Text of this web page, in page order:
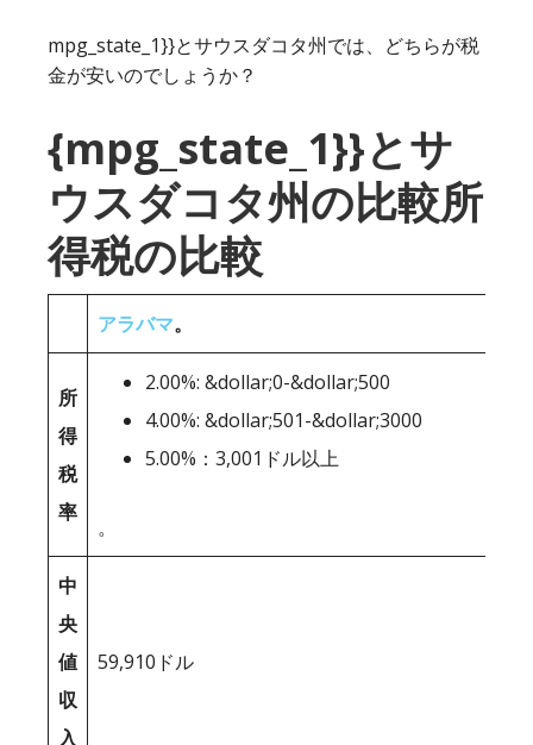
mpg_state_1}}とサウスダコタ州では、どちらが税
金が安いのでしょうか？
{mpg_state_1}}とサ
ウスダコタ州の比較所
得税の比較
アラバマ。
所
得
税
率
2.00%: &dollar;0-&dollar;500
4.00%: &dollar;501-&dollar;3000
5.00%：3,001ドル以上
。
中
央
値
収
入
59,910ドル